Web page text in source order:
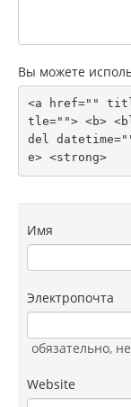
Вы можете
<a href=""
tle=""> <b>
del
e> <strong>
Имя
Электропочта
обязательно,
Website